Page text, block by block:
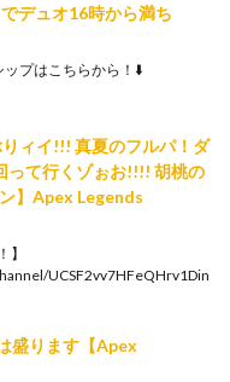
デュオ16時から満ち
プはこちらから！⬇️
りィイ!!! 真夏のフルパ！ダ
って行くゾぉお!!!! 胡桃の
】Apex Legends
】
UCSF2vv7HFeQHrv1Din
盛ります【Apex